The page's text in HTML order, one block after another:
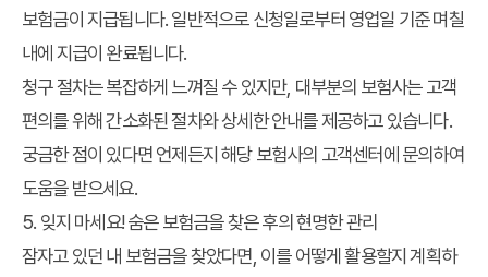
보험금이 지급됩니다. 일반적으로 신청일로부터 영업일 기준 며칠
내에 지급이 완료됩니다.
청구 절차는 복잡하게 느껴질 수 있지만, 대부분의 보험사는 고객
편의를 위해 간소화된 절차와 상세한 안내를 제공하고 있습니다.
궁금한 점이 있다면 언제든지 해당 보험사의 고객센터에 문의하여
도움을 받으세요.
5. 잊지 마세요! 숨은 보험금을 찾은 후의 현명한 관리
잠자고 있던 내 보험금을 찾았다면, 이를 어떻게 활용할지 계획하